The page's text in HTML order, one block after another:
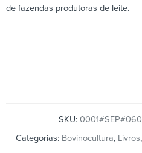
de fazendas produtoras de leite.
SKU:
Categorias: Bovinocultura, Livros,